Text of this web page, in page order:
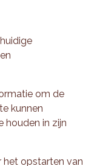
om de
kunnen
houden in zijn
het opstarten van